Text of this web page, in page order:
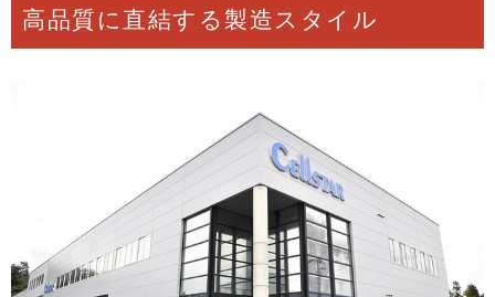
高品質に直結する製造スタイル